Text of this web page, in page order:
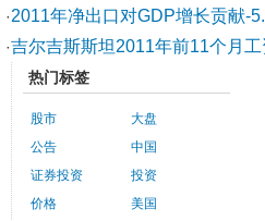
· 2011年净出口对GDP增长贡献-
·吉尔吉斯斯坦2011年前11个月
热门标签
股市
公告
证券投资
价格
大盘
中国
投资
美国